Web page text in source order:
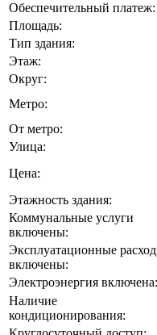
Обеспечительный платеж:
Площадь:
Тип здания:
Этаж:
Округ:
Метро:
От метро:
Улица:
Цена:
Этажность здания:
Коммунальные услуги
включены:
Эксплуатационные
включены:
Электроэнергия включена:
Наличие
кондиционирования: